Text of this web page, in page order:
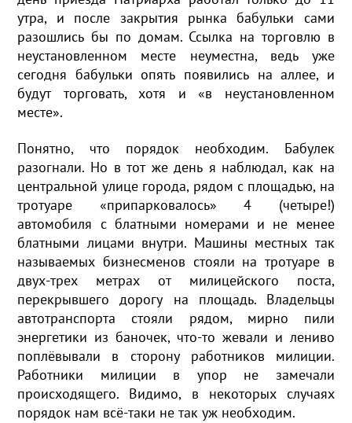
утра, и после закрытия рынка бабульки сами
разошлись бы по домам. Ссылка на торговлю в
неустановленном месте неуместна, ведь уже
сегодня бабульки опять появились на аллее, и
будут торговать, хотя и «в неустановленном
месте».
Понятно, что порядок необходим. Бабулек
разогнали. Но в тот же день я наблюдал, как на
центральной улице города, рядом с площадью, на
тротуаре «припарковалось» 4 (четыре!)
автомобиля с блатными номерами и не менее
блатными лицами внутри. Машины местных так
называемых бизнесменов стояли на тротуаре в
двух-трех метрах от милицейского поста,
перекрывшего дорогу на площадь. Владельцы
автотранспорта стояли рядом, мирно пили
энергетики из баночек, что-то жевали и лениво
поплёвывали в сторону работников милиции.
Работники милиции в упор не замечали
происходящего. Видимо, в некоторых случаях
порядок нам всё-таки не так уж необходим.